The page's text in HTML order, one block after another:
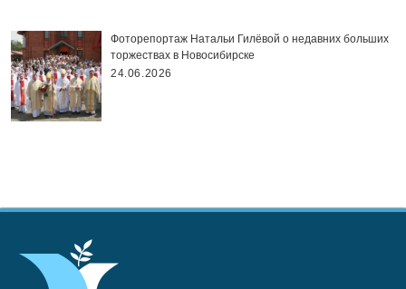
Фоторепортаж Натальи Гилёвой о недавних больших
торжествах в Новосибирске
24.06.2026